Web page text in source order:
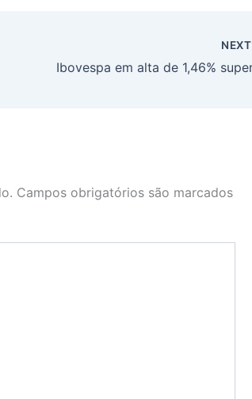
NEXT
Campos obrigatórios são marcados